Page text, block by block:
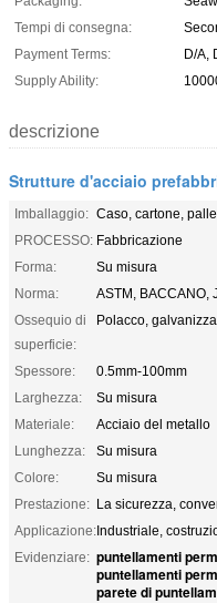
Tempi di consegna:
Payment Terms:
D/A,
Supply Ability:
descrizione
Strutture d'acciaio
Imballaggio: Caso, cartone,
PROCESSO: Fabbricazione
Forma:
Su misura
Norma:
ASTM, BACCANO,
Ossequio di
superficie:
Polacco,
Spessore:
0.5mm-100mm
Larghezza:
Su misura
Materiale:
Acciaio del metallo
Lunghezza:
Su misura
Colore:
Su misura
Prestazione: La sicurezza,
Applicazione:Industriale,
Evidenziare: puntellamenti
puntellamenti
parete di